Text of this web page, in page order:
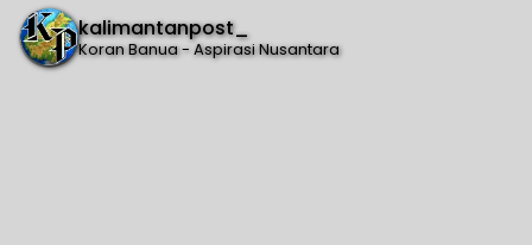
kalimantanpost_
Koran Banua - Aspirasi Nusantara